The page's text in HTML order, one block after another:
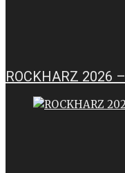
ROCKHARZ 2026